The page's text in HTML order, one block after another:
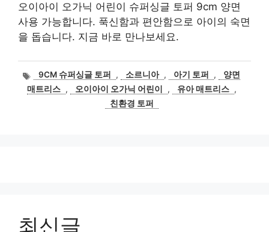
오이아이 오가닉 어린이 슈퍼싱글 토퍼 9cm 양면
사용 가능합니다. 푹신함과 편안함으로 아이의 숙면
을 돕습니다. 지금 바로 만나보세요.
태
그
9CM 슈퍼싱글 토퍼 , 소르니아 , 아기 토퍼 ,
양면
매트리스 , 오이아이 오가닉 어린이 , 유아 매트리스 ,
친환경 토퍼
최신글